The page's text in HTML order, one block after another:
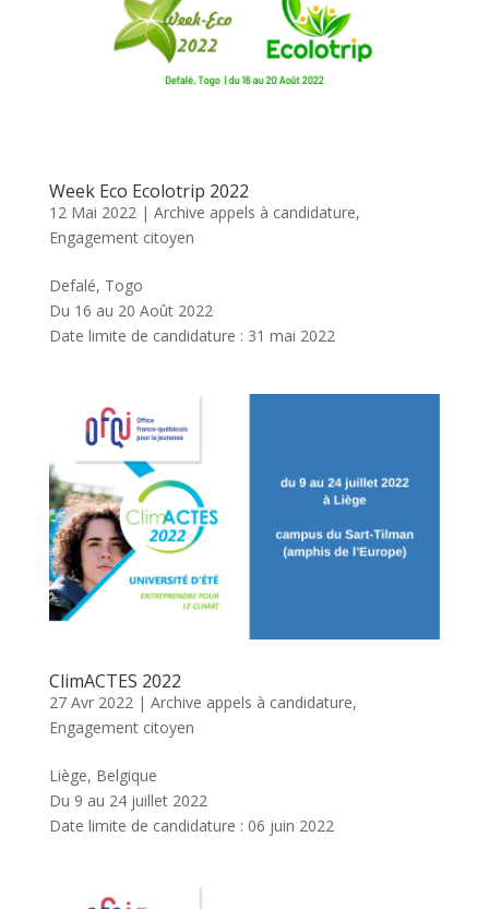
Week Eco Ecolotrip 2022
12 Mai 2022| Archive appels à candidature,
Engagement citoyen
Defalé, Togo
Du 16 au 20 Août 2022
Date limite de candidature : 31 mai 2022
ClimACTES 2022
27 Avr 2022| Archive appels à candidature,
Engagement citoyen
Liège, Belgique
Du 9 au 24 juillet 2022
Date limite de candidature : 06 juin 2022